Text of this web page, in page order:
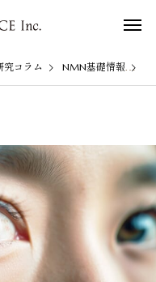
究コラム NMN基礎情報